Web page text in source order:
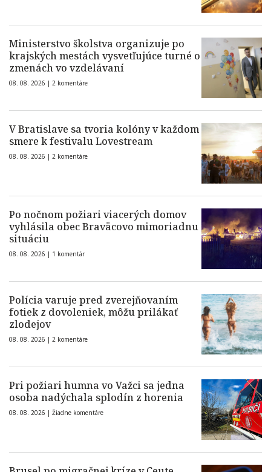
Ministerstvo školstva organizuje po
krajských mestách vysvetľujúce turné o
zmenách vo vzdelávaní
08. 08. 2026 | 2 komentáre
V Bratislave sa tvoria kolóny v každom
smere k festivalu Lovestream
08. 08. 2026 | 2 komentáre
Po nočnom požiari viacerých domov
vyhlásila obec Braväcovo mimoriadnu
situáciu
08. 08. 2026 | 1 komentár
Polícia varuje pred zverejňovaním
fotiek z dovoleniek, môžu prilákať
zlodejov
08. 08. 2026 | 2 komentáre
Pri požiari humna vo Važci sa jedna
osoba nadýchala splodín z horenia
08. 08. 2026 | Žiadne komentáre